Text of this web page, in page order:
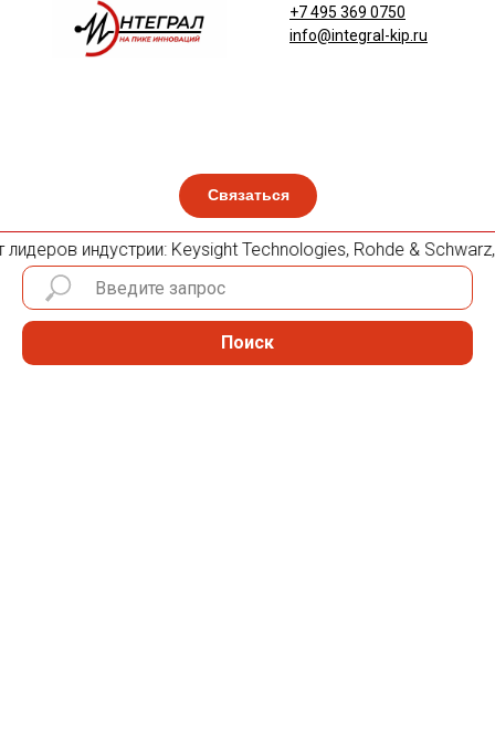
Связаться
+7 495 369 0750
info@integral-kip.ru
индустрии: Keysight Technologies, Rohde & Schwarz,
Поиск